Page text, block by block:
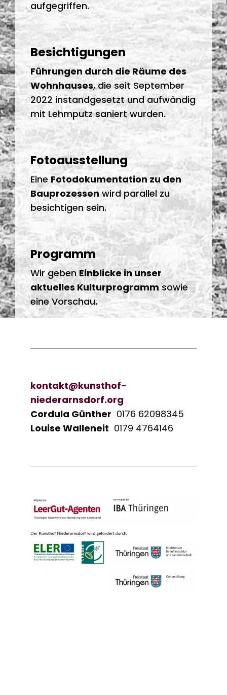
aufgegriffen.
Besichtigungen
Führungen durch die Räume des
Wohnhauses, die seit September
2022 instandgesetzt und aufwändig
mit Lehmputz saniert wurden.
Fotoausstellung
EineFotodokumentation zu den
Bauprozessenwird parallel zu
besichtigen sein.
Programm
Wir geben Einblicke in unser
aktuelles Kulturprogrammsowie
eine Vorschau.
kontakt@kunsthof-
niederarnsdorf.org
Cordula Günther 0176 62098345
Louise Walleneit 0179 4764146